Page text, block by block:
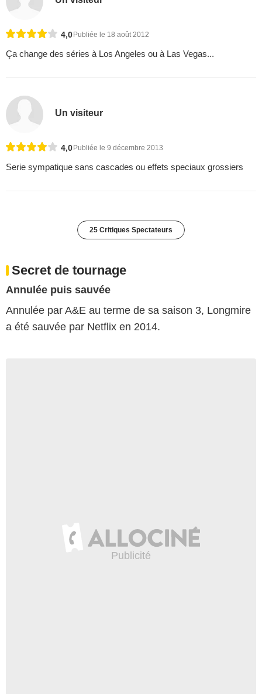
4,0Publiée le 18 août 2012
Ça change des séries à Los Angeles ou à Las Vegas...
Un visiteur
4,0 Publiée le 9 décembre 2013
Serie sympatique sans cascades ou effets speciaux grossiers
25 Critiques Spectateurs
Secret de tournage
Annulée puis sauvée
Annulée par A&E au terme de sa saison 3, Longmire
a été sauvée par Netflix en 2014.